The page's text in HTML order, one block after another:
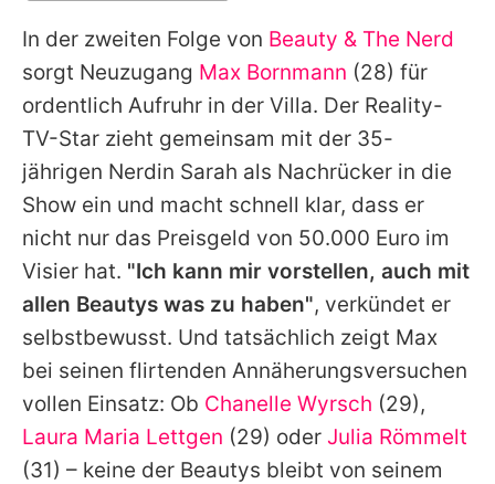
Alle Themen auf Promiflash
Jobs
App runterladen
Team
Redaktionelle Richtlinien
Impressum
Datenschutzerklärung
Nutzungsbedingungen
Utiq verwalten
In der zweiten Folge von Beauty & The Nerd
sorgt Neuzugang Max Bornmann (28) für
ordentlich Aufruhr in der Villa. Der Reality-
TV-Star zieht gemeinsam mit der 35-
jährigen Nerdin Sarah als Nachrücker in die
Show ein und macht schnell klar, dass er
nicht nur das Preisgeld von 50.000 Euro im
Visier hat. "Ich kann mir vorstellen, auch mit
allen Beautys was zu haben", verkündet er
selbstbewusst. Und tatsächlich zeigt Max
bei seinen flirtenden Annäherungsversuchen
vollen Einsatz: Ob Chanelle Wyrsch (29),
Laura Maria Lettgen (29) oder Julia Römmelt
(31) – keine der Beautys bleibt von seinem